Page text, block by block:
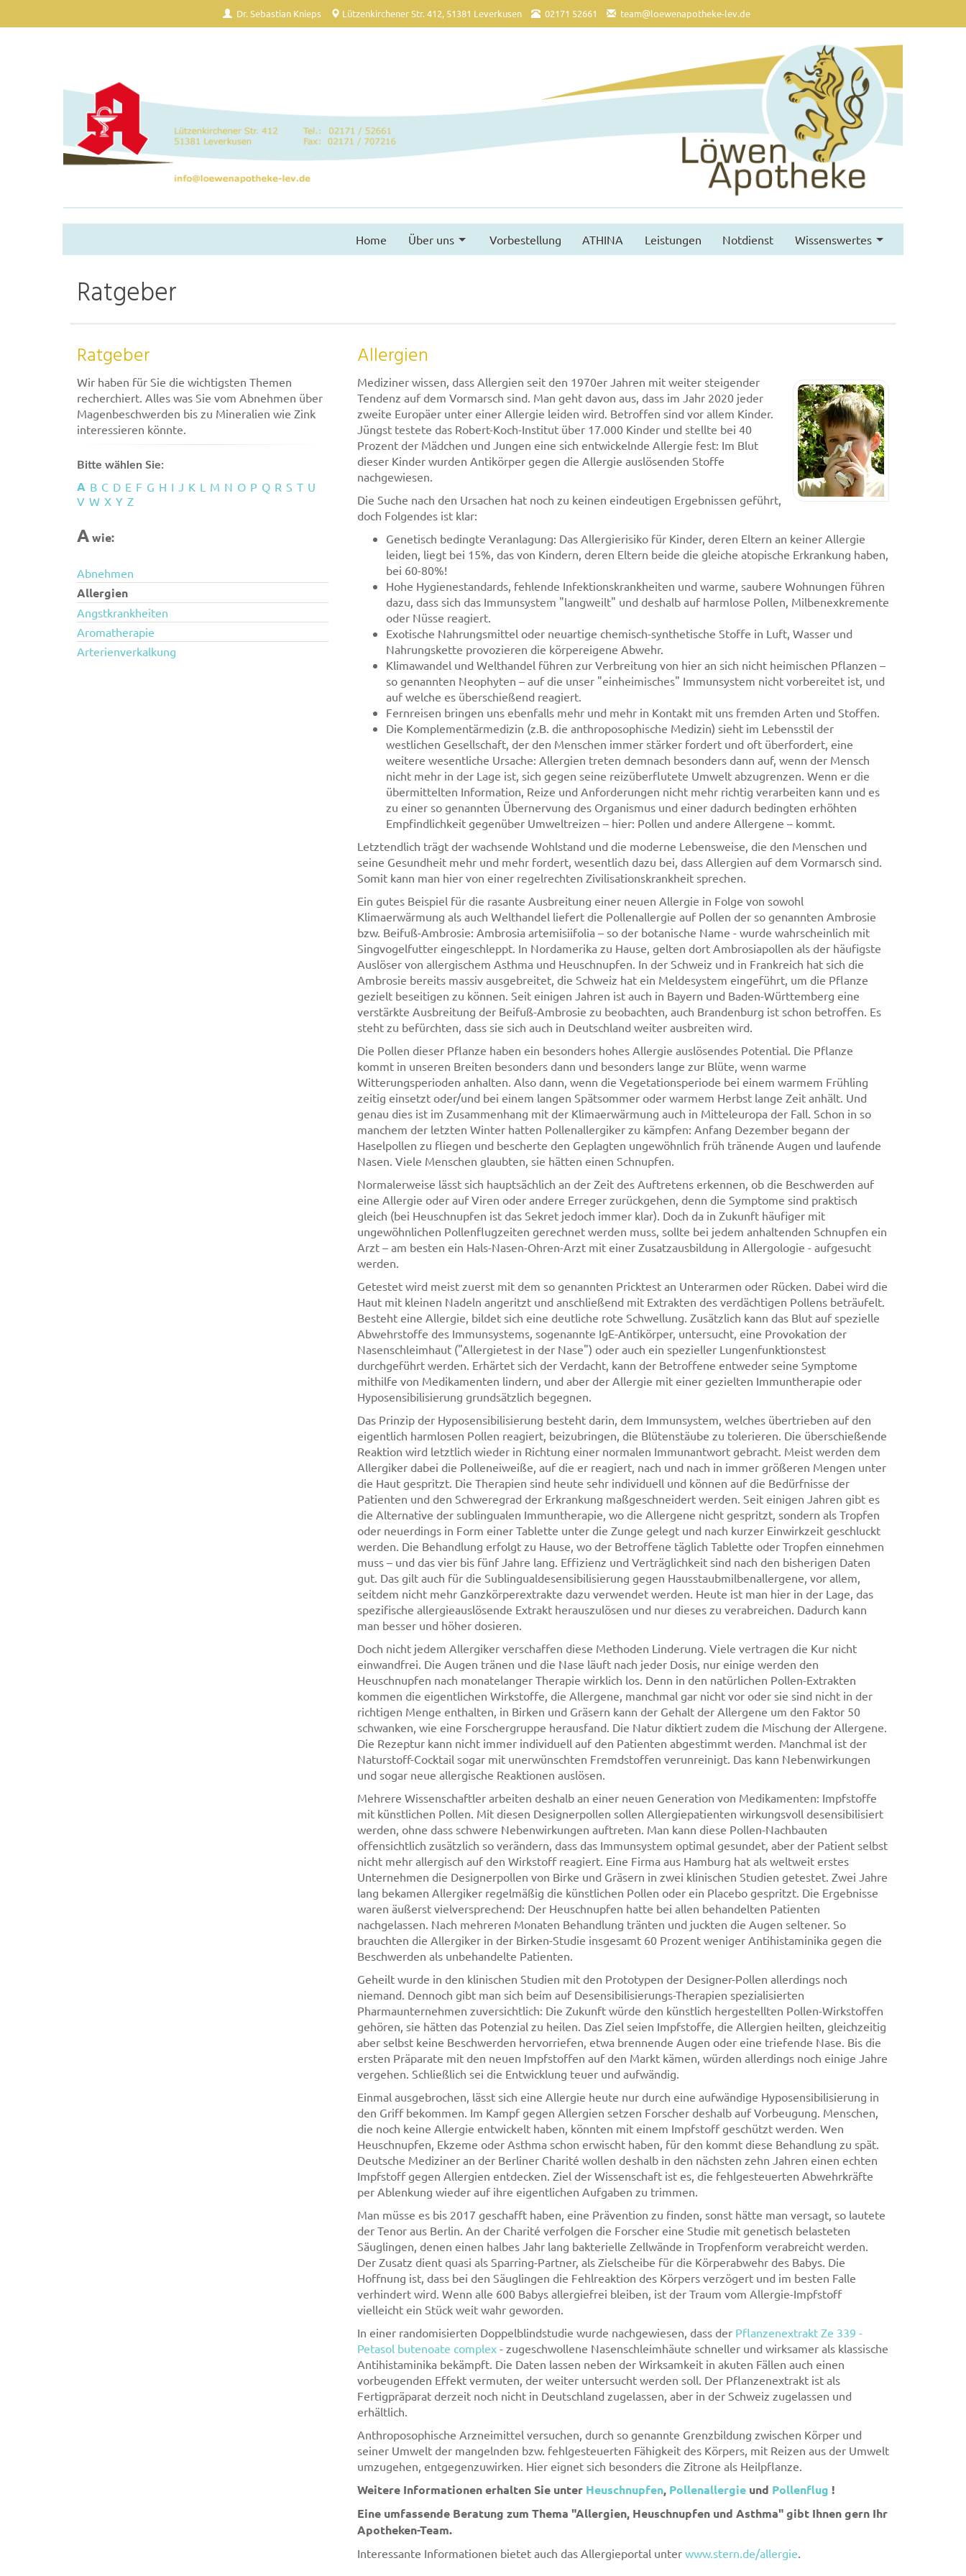
Dr. Sebastian Knieps Lützenkirchener Str. 412, 51381 Leverkusen 02171 52661 team@loewenapotheke-lev.de
Home Über uns Vorbestellung ATHINA Leistungen Notdienst Wissenswertes
Ratgeber
Ratgeber
Wir haben für Sie die wichtigsten Themen
recherchiert. Alles was Sie vom Abnehmen über
Magenbeschwerden bis zu Mineralien wie Zink
interessieren könnte.
Bitte wählen Sie:
A B C D E F G H I J K L M N O P Q R S T U
V W X Y Z
Awie:
Abnehmen
Allergien
Angstkrankheiten
Aromatherapie
Arterienverkalkung
Allergien
Mediziner wissen, dass Allergien seit den 1970er Jahren mit weiter steigender
Tendenz auf dem Vormarsch sind. Man geht davon aus, dass im Jahr 2020 jeder
zweite Europäer unter einer Allergie leiden wird. Betroffen sind vor allem Kinder.
Jüngst testete das Robert-Koch-Institut über 17.000 Kinder und stellte bei 40
Prozent der Mädchen und Jungen eine sich entwickelnde Allergie fest: Im Blut
dieser Kinder wurden Antikörper gegen die Allergie auslösenden Stoffe
nachgewiesen.
Die Suche nach den Ursachen hat noch zu keinen eindeutigen Ergebnissen geführt,
doch Folgendes ist klar:
Genetisch bedingte Veranlagung: Das Allergierisiko für Kinder, deren Eltern an keiner Allergie
leiden, liegt bei 15%, das von Kindern, deren Eltern beide die gleiche atopische Erkrankung haben,
bei 60-80%!
Hohe Hygienestandards, fehlende Infektionskrankheiten und warme, saubere Wohnungen führen
dazu, dass sich das Immunsystem "langweilt" und deshalb auf harmlose Pollen, Milbenexkremente
oder Nüsse reagiert.
Exotische Nahrungsmittel oder neuartige chemisch-synthetische Stoffe in Luft, Wasser und
Nahrungskette provozieren die körpereigene Abwehr.
Klimawandel und Welthandel führen zur Verbreitung von hier an sich nicht heimischen Pflanzen –
so genannten Neophyten – auf die unser "einheimisches" Immunsystem nicht vorbereitet ist, und
auf welche es überschießend reagiert.
Fernreisen bringen uns ebenfalls mehr und mehr in Kontakt mit uns fremden Arten und Stoffen.
Die Komplementärmedizin (z.B. die anthroposophische Medizin) sieht im Lebensstil der
westlichen Gesellschaft, der den Menschen immer stärker fordert und oft überfordert, eine
weitere wesentliche Ursache: Allergien treten demnach besonders dann auf, wenn der Mensch
nicht mehr in der Lage ist, sich gegen seine reizüberflutete Umwelt abzugrenzen. Wenn er die
übermittelten Information, Reize und Anforderungen nicht mehr richtig verarbeiten kann und es
zu einer so genannten Übernervung des Organismus und einer dadurch bedingten erhöhten
Empfindlichkeit gegenüber Umweltreizen – hier: Pollen und andere Allergene – kommt.
Letztendlich trägt der wachsende Wohlstand und die moderne Lebensweise, die den Menschen und
seine Gesundheit mehr und mehr fordert, wesentlich dazu bei, dass Allergien auf dem Vormarsch sind.
Somit kann man hier von einer regelrechten Zivilisationskrankheit sprechen.
Ein gutes Beispiel für die rasante Ausbreitung einer neuen Allergie in Folge von sowohl
Klimaerwärmung als auch Welthandel liefert die Pollenallergie auf Pollen der so genannten Ambrosie
bzw. Beifuß-Ambrosie: Ambrosia artemisiifolia – so der botanische Name - wurde wahrscheinlich mit
Singvogelfutter eingeschleppt. In Nordamerika zu Hause, gelten dort Ambrosiapollen als der häufigste
Auslöser von allergischem Asthma und Heuschnupfen. In der Schweiz und in Frankreich hat sich die
Ambrosie bereits massiv ausgebreitet, die Schweiz hat ein Meldesystem eingeführt, um die Pflanze
gezielt beseitigen zu können. Seit einigen Jahren ist auch in Bayern und Baden-Württemberg eine
verstärkte Ausbreitung der Beifuß-Ambrosie zu beobachten, auch Brandenburg ist schon betroffen. Es
steht zu befürchten, dass sie sich auch in Deutschland weiter ausbreiten wird.
Die Pollen dieser Pflanze haben ein besonders hohes Allergie auslösendes Potential. Die Pflanze
kommt in unseren Breiten besonders dann und besonders lange zur Blüte, wenn warme
Witterungsperioden anhalten. Also dann, wenn die Vegetationsperiode bei einem warmem Frühling
zeitig einsetzt oder/und bei einem langen Spätsommer oder warmem Herbst lange Zeit anhält. Und
genau dies ist im Zusammenhang mit der Klimaerwärmung auch in Mitteleuropa der Fall. Schon in so
manchem der letzten Winter hatten Pollenallergiker zu kämpfen: Anfang Dezember begann der
Haselpollen zu fliegen und bescherte den Geplagten ungewöhnlich früh tränende Augen und laufende
Nasen. Viele Menschen glaubten, sie hätten einen Schnupfen.
Normalerweise lässt sich hauptsächlich an der Zeit des Auftretens erkennen, ob die Beschwerden auf
eine Allergie oder auf Viren oder andere Erreger zurückgehen, denn die Symptome sind praktisch
gleich (bei Heuschnupfen ist das Sekret jedoch immer klar). Doch da in Zukunft häufiger mit
ungewöhnlichen Pollenflugzeiten gerechnet werden muss, sollte bei jedem anhaltenden Schnupfen ein
Arzt – am besten ein Hals-Nasen-Ohren-Arzt mit einer Zusatzausbildung in Allergologie - aufgesucht
werden.
Getestet wird meist zuerst mit dem so genannten Pricktest an Unterarmen oder Rücken. Dabei wird die
Haut mit kleinen Nadeln angeritzt und anschließend mit Extrakten des verdächtigen Pollens beträufelt.
Besteht eine Allergie, bildet sich eine deutliche rote Schwellung. Zusätzlich kann das Blut auf spezielle
Abwehrstoffe des Immunsystems, sogenannte IgE-Antikörper, untersucht, eine Provokation der
Nasenschleimhaut ("Allergietest in der Nase") oder auch ein spezieller Lungenfunktionstest
durchgeführt werden. Erhärtet sich der Verdacht, kann der Betroffene entweder seine Symptome
mithilfe von Medikamenten lindern, und aber der Allergie mit einer gezielten Immuntherapie oder
Hyposensibilisierung grundsätzlich begegnen.
Das Prinzip der Hyposensibilisierung besteht darin, dem Immunsystem, welches übertrieben auf den
eigentlich harmlosen Pollen reagiert, beizubringen, die Blütenstäube zu tolerieren. Die überschießende
Reaktion wird letztlich wieder in Richtung einer normalen Immunantwort gebracht. Meist werden dem
Allergiker dabei die Polleneiweiße, auf die er reagiert, nach und nach in immer größeren Mengen unter
die Haut gespritzt. Die Therapien sind heute sehr individuell und können auf die Bedürfnisse der
Patienten und den Schweregrad der Erkrankung maßgeschneidert werden. Seit einigen Jahren gibt es
die Alternative der sublingualen Immuntherapie, wo die Allergene nicht gespritzt, sondern als Tropfen
oder neuerdings in Form einer Tablette unter die Zunge gelegt und nach kurzer Einwirkzeit geschluckt
werden. Die Behandlung erfolgt zu Hause, wo der Betroffene täglich Tablette oder Tropfen einnehmen
muss – und das vier bis fünf Jahre lang. Effizienz und Verträglichkeit sind nach den bisherigen Daten
gut. Das gilt auch für die Sublingualdesensibilisierung gegen Hausstaubmilbenallergene, vor allem,
seitdem nicht mehr Ganzkörperextrakte dazu verwendet werden. Heute ist man hier in der Lage, das
spezifische allergieauslösende Extrakt herauszulösen und nur dieses zu verabreichen. Dadurch kann
man besser und höher dosieren.
Doch nicht jedem Allergiker verschaffen diese Methoden Linderung. Viele vertragen die Kur nicht
einwandfrei. Die Augen tränen und die Nase läuft nach jeder Dosis, nur einige werden den
Heuschnupfen nach monatelanger Therapie wirklich los. Denn in den natürlichen Pollen-Extrakten
kommen die eigentlichen Wirkstoffe, die Allergene, manchmal gar nicht vor oder sie sind nicht in der
richtigen Menge enthalten, in Birken und Gräsern kann der Gehalt der Allergene um den Faktor 50
schwanken, wie eine Forschergruppe herausfand. Die Natur diktiert zudem die Mischung der Allergene.
Die Rezeptur kann nicht immer individuell auf den Patienten abgestimmt werden. Manchmal ist der
Naturstoff-Cocktail sogar mit unerwünschten Fremdstoffen verunreinigt. Das kann Nebenwirkungen
und sogar neue allergische Reaktionen auslösen.
Mehrere Wissenschaftler arbeiten deshalb an einer neuen Generation von Medikamenten: Impfstoffe
mit künstlichen Pollen. Mit diesen Designerpollen sollen Allergiepatienten wirkungsvoll desensibilisiert
werden, ohne dass schwere Nebenwirkungen auftreten. Man kann diese Pollen-Nachbauten
offensichtlich zusätzlich so verändern, dass das Immunsystem optimal gesundet, aber der Patient selbst
nicht mehr allergisch auf den Wirkstoff reagiert. Eine Firma aus Hamburg hat als weltweit erstes
Unternehmen die Designerpollen von Birke und Gräsern in zwei klinischen Studien getestet. Zwei Jahre
lang bekamen Allergiker regelmäßig die künstlichen Pollen oder ein Placebo gespritzt. Die Ergebnisse
waren äußerst vielversprechend: Der Heuschnupfen hatte bei allen behandelten Patienten
nachgelassen. Nach mehreren Monaten Behandlung tränten und juckten die Augen seltener. So
brauchten die Allergiker in der Birken-Studie insgesamt 60 Prozent weniger Antihistaminika gegen die
Beschwerden als unbehandelte Patienten.
Geheilt wurde in den klinischen Studien mit den Prototypen der Designer-Pollen allerdings noch
niemand. Dennoch gibt man sich beim auf Desensibilisierungs-Therapien spezialisierten
Pharmaunternehmen zuversichtlich: Die Zukunft würde den künstlich hergestellten Pollen-Wirkstoffen
gehören, sie hätten das Potenzial zu heilen. Das Ziel seien Impfstoffe, die Allergien heilten, gleichzeitig
aber selbst keine Beschwerden hervorriefen, etwa brennende Augen oder eine triefende Nase. Bis die
ersten Präparate mit den neuen Impfstoffen auf den Markt kämen, würden allerdings noch einige Jahre
vergehen. Schließlich sei die Entwicklung teuer und aufwändig.
Einmal ausgebrochen, lässt sich eine Allergie heute nur durch eine aufwändige Hyposensibilisierung in
den Griff bekommen. Im Kampf gegen Allergien setzen Forscher deshalb auf Vorbeugung. Menschen,
die noch keine Allergie entwickelt haben, könnten mit einem Impfstoff geschützt werden. Wen
Heuschnupfen, Ekzeme oder Asthma schon erwischt haben, für den kommt diese Behandlung zu spät.
Deutsche Mediziner an der Berliner Charité wollen deshalb in den nächsten zehn Jahren einen echten
Impfstoff gegen Allergien entdecken. Ziel der Wissenschaft ist es, die fehlgesteuerten Abwehrkräfte
per Ablenkung wieder auf ihre eigentlichen Aufgaben zu trimmen.
Man müsse es bis 2017 geschafft haben, eine Prävention zu finden, sonst hätte man versagt, so lautete
der Tenor aus Berlin. An der Charité verfolgen die Forscher eine Studie mit genetisch belasteten
Säuglingen, denen einen halbes Jahr lang bakterielle Zellwände in Tropfenform verabreicht werden.
Der Zusatz dient quasi als Sparring-Partner, als Zielscheibe für die Körperabwehr des Babys. Die
Hoffnung ist, dass bei den Säuglingen die Fehlreaktion des Körpers verzögert und im besten Falle
verhindert wird. Wenn alle 600 Babys allergiefrei bleiben, ist der Traum vom Allergie-Impfstoff
vielleicht ein Stück weit wahr geworden.
In einer randomisierten Doppelblindstudie wurde nachgewiesen, dass der Pflanzenextrakt Ze 339 -
Petasol butenoate complex - zugeschwollene Nasenschleimhäute schneller und wirksamer als klassische
Antihistaminika bekämpft. Die Daten lassen neben der Wirksamkeit in akuten Fällen auch einen
vorbeugenden Effekt vermuten, der weiter untersucht werden soll. Der Pflanzenextrakt ist als
Fertigpräparat derzeit noch nicht in Deutschland zugelassen, aber in der Schweiz zugelassen und
erhältlich.
Anthroposophische Arzneimittel versuchen, durch so genannte Grenzbildung zwischen Körper und
seiner Umwelt der mangelnden bzw. fehlgesteuerten Fähigkeit des Körpers, mit Reizen aus der Umwelt
umzugehen, entgegenzuwirken. Hier eignet sich besonders die Zitrone als Heilpflanze.
Weitere Informationen erhalten Sie unter Heuschnupfen, Pollenallergie und Pollenflug !
Eine umfassende Beratung zum Thema "Allergien, Heuschnupfen und Asthma" gibt Ihnen gern Ihr
Apotheken-Team.
Interessante Informationen bietet auch das Allergieportal unter www.stern.de/allergie